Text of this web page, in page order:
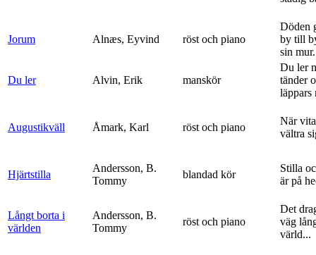
Jorum Alnæs, Eyvind röst och piano
Döden
by till
sin
Du ler Alvin, Erik manskör
Du ler
tänder
läppars
Augustikväll Åmark, Karl röst och piano
När
vältra
Hjärtstilla
Andersson, B.
Tommy
blandad kör
Stilla
är på
Långt borta i
världen
Andersson, B.
Tommy
röst och piano
Det
väg
värld...